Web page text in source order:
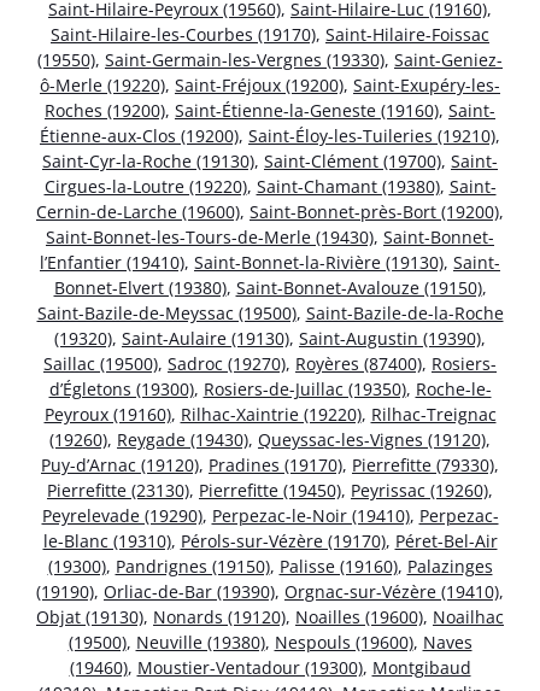
Saint-Hilaire-Peyroux (19560), Saint-Hilaire-Luc (19160),
Saint-Hilaire-les-Courbes (19170), Saint-Hilaire-Foissac
(19550), Saint-Germain-les-Vergnes (19330), Saint-Geniez-
ô-Merle (19220), Saint-Fréjoux (19200), Saint-Exupéry-les-
Roches (19200), Saint-Étienne-la-Geneste (19160), Saint-
Étienne-aux-Clos (19200), Saint-Éloy-les-Tuileries (19210),
Saint-Cyr-la-Roche (19130), Saint-Clément (19700), Saint-
Cirgues-la-Loutre (19220), Saint-Chamant (19380), Saint-
Cernin-de-Larche (19600), Saint-Bonnet-près-Bort (19200),
Saint-Bonnet-les-Tours-de-Merle (19430), Saint-Bonnet-
l’Enfantier (19410), Saint-Bonnet-la-Rivière (19130), Saint-
Bonnet-Elvert (19380), Saint-Bonnet-Avalouze (19150),
Saint-Bazile-de-Meyssac (19500), Saint-Bazile-de-la-Roche
(19320), Saint-Aulaire (19130), Saint-Augustin (19390),
Saillac (19500), Sadroc (19270), Royères (87400), Rosiers-
d’Égletons (19300), Rosiers-de-Juillac (19350), Roche-le-
Peyroux (19160), Rilhac-Xaintrie (19220), Rilhac-Treignac
(19260), Reygade (19430), Queyssac-les-Vignes (19120),
Puy-d’Arnac (19120), Pradines (19170), Pierrefitte (79330),
Pierrefitte (23130), Pierrefitte (19450), Peyrissac (19260),
Peyrelevade (19290), Perpezac-le-Noir (19410), Perpezac-
le-Blanc (19310), Pérols-sur-Vézère (19170), Péret-Bel-Air
(19300), Pandrignes (19150), Palisse (19160), Palazinges
(19190), Orliac-de-Bar (19390), Orgnac-sur-Vézère (19410),
Objat (19130), Nonards (19120), Noailles (19600), Noailhac
(19500), Neuville (19380), Nespouls (19600), Naves
(19460), Moustier-Ventadour (19300), Montgibaud